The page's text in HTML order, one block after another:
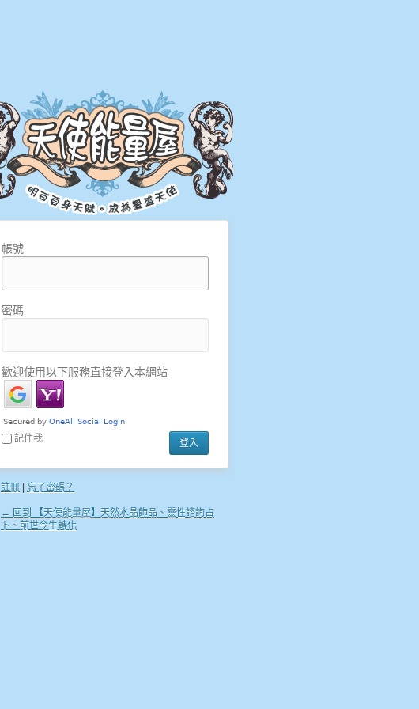
帳號
密碼
歡迎使用以下服務直接登入本網站
記住我
註冊 忘了密碼？
← 回到 【天使能量屋】天然水晶飾品、靈性諮詢占
卜、前世今生轉化